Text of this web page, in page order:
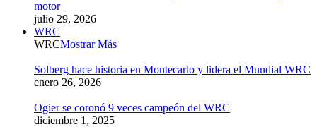
motor
julio 29, 2026
WRC
WRCMostrar Más
Solberg hace historia en Montecarlo y lidera el Mundial WRC
enero 26, 2026
Ogier se coronó 9 veces campeón del WRC
diciembre 1, 2025